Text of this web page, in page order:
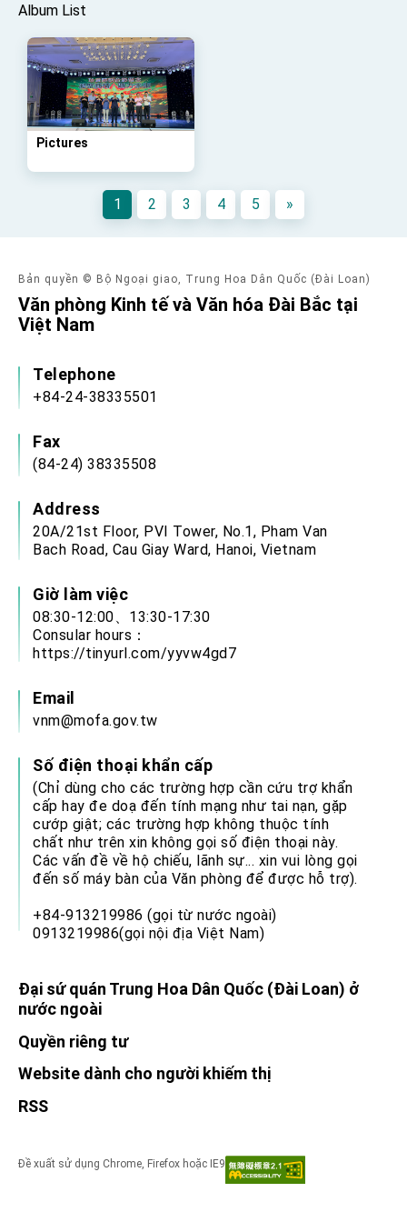
Album List
Pictures
1 2 3 4 5 »
Bản quyền © Bộ Ngoại giao, Trung Hoa Dân Quốc (Đài Loan)
Văn phòng Kinh tế và Văn hóa Đài Bắc tại
Việt Nam
Telephone
+84-24-38335501
Fax
(84-24) 38335508
Address
20A/21st Floor, PVI Tower, No.1, Pham Van
Bach Road, Cau Giay Ward, Hanoi, Vietnam
Giờ làm việc
08:30-12:00、13:30-17:30
Consular hours：
https://tinyurl.com/yyvw4gd7
Email
vnm@mofa.gov.tw
Số điện thoại khẩn cấp
(Chỉ dùng cho các trường hợp cần cứu trợ khẩn
cấp hay đe doạ đến tính mạng như tai nạn, gặp
cướp giật; các trường hợp không thuộc tính
chất như trên xin không gọi số điện thoại này.
Các vấn đề về hộ chiếu, lãnh sự... xin vui lòng gọi
đến số máy bàn của Văn phòng để được hỗ trợ).
+84-913219986 (gọi từ nước ngoài)
0913219986(gọi nội địa Việt Nam)
Đại sứ quán Trung Hoa Dân Quốc (Đài Loan) ở
nước ngoài
Quyền riêng tư
Website dành cho người khiếm thị
RSS
Đề xuất sử dụng Chrome, Firefox hoặc IE9